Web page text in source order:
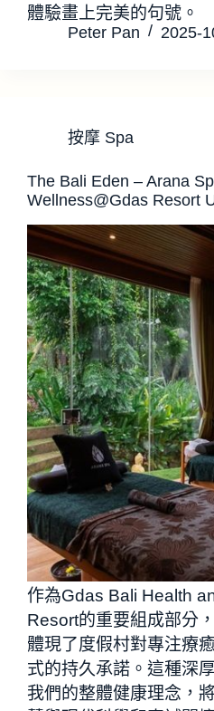
體驗畫上完美的句號。
Peter Pan 2025-
按摩 Spa
The Bali Eden – Arana
Wellness@Gdas Resort
作為Gdas Bali Health
Resort的重要組成部分
體現了度假村對專注療
式的持久承諾。這種深
我們的整體健康理念，